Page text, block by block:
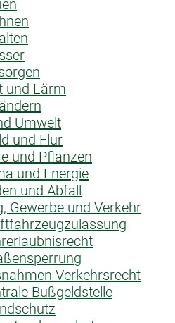
und Lärm
Umwelt
und Flur
und Pflanzen
und Energie
und Abfall
Gewerbe und Verkehr
Verkehrsrecht
Bußgeldstelle